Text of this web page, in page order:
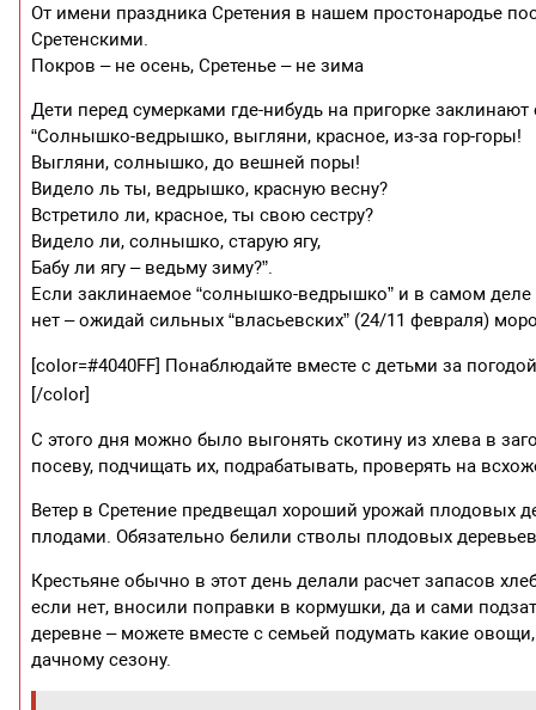
От имени праздника Сретения в нашем простонародье
Сретенскими.
Покров – не осень, Сретенье – не зима
Дети перед сумерками где-нибудь на пригорке
“Солнышко-ведрышко, выгляни, красное, из-за гор-горы!
Выгляни, солнышко, до вешней поры!
Видело ль ты, ведрышко, красную весну?
Встретило ли, красное, ты свою сестру?
Видело ли, солнышко, старую ягу,
Бабу ли ягу – ведьму зиму?”.
Если заклинаемое “солнышко-ведрышко” и в самом
нет – ожидай сильных “власьевских” (24/11 февраля)
[color=#4040FF] Понаблюдайте вместе с детьми за
[/color]
С этого дня можно было выгонять скотину из хлева в
посеву, подчищать их, подрабатывать, проверять на
Ветер в Сретение предвещал хороший урожай плодовых
плодами. Обязательно белили стволы плодовых
Крестьяне обычно в этот день делали расчет запасов
если нет, вносили поправки в кормушки, да и сами
деревне – можете вместе с семьей подумать какие
дачному сезону.